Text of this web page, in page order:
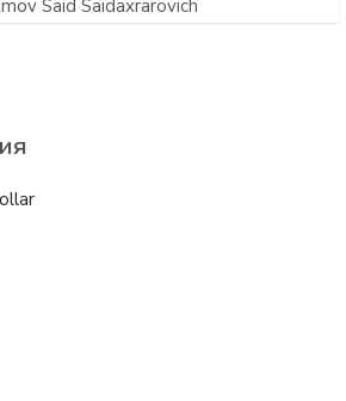
Said Saidaxrarovich